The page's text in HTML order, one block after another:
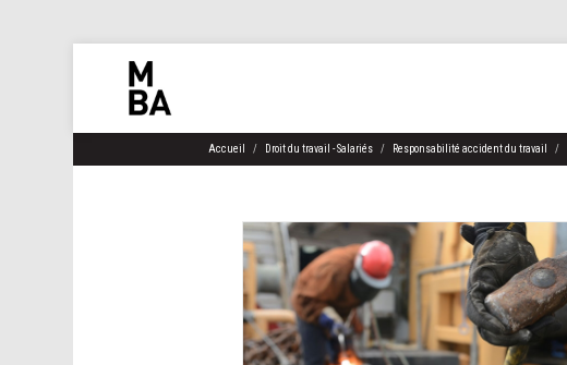
Accueil Droit du travail - Salariés Responsabilité accident du travail